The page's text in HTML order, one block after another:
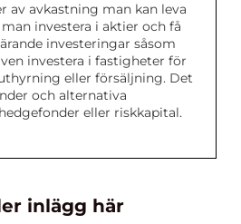
av avkastning man kan leva
investera i aktier och få
investeringar såsom
investera i fastigheter för
eller försäljning. Det
och alternativa
eller riskkapital.
inlägg här